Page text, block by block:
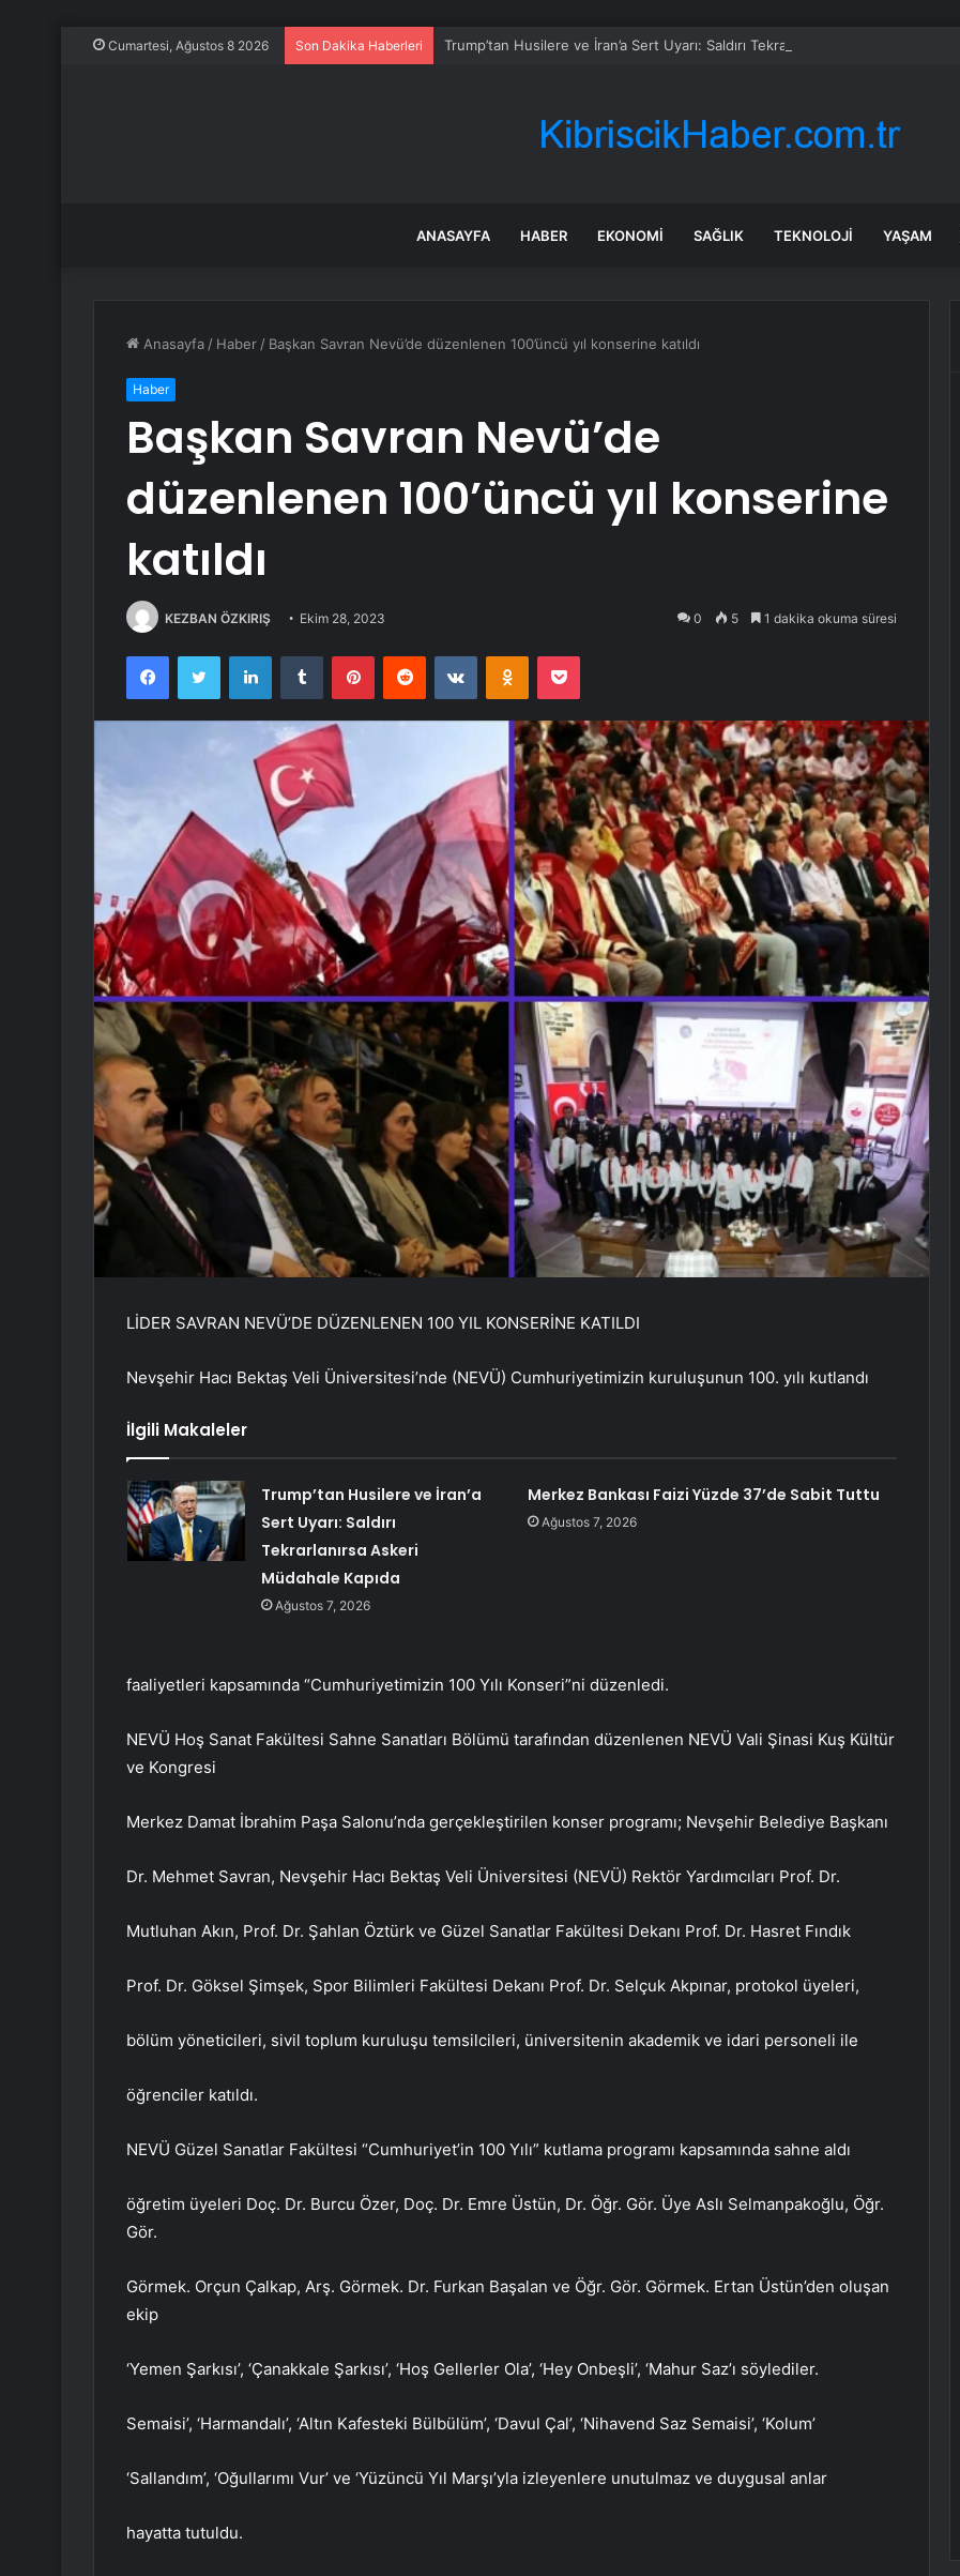
Cumartesi, Ağustos 8 2026 Son Dakika Haberleri Trump’tan Husilere ve İran’a Sert Uyarı: Saldırı Tekrarlanırsa Askeri Müdahale
ANASAYFA HABER EKONOMI SAĞLIK TEKNOLOJI YAŞAM
Anasayfa / Haber / Başkan Savran Nevü’de düzenlenen 100’üncü yıl konserine katıldı
Haber
Başkan Savran Nevü’de
düzenlenen 100’üncü yıl konserine
katıldı
KEZBAN ÖZKIRIŞ Ekim 28, 2023 0 5 1 dakika okuma süresi
FacebookTwitter LinkedInTumblr PinterestReddit VKontakteOdnoklassniki
Pocket
LİDER SAVRAN NEVÜ’DE DÜZENLENEN 100 YIL KONSERİNE KATILDI
Nevşehir Hacı Bektaş Veli Üniversitesi’nde (NEVÜ) Cumhuriyetimizin kuruluşunun 100. yılı kutlandı
İlgili Makaleler
Trump’tan Husilere ve İran’a
Sert Uyarı: Saldırı
Tekrarlanırsa Askeri
Müdahale Kapıda
Ağustos 7, 2026
Merkez Bankası Faizi Yüzde 37’de Sabit Tuttu
Ağustos 7, 2026
faaliyetleri kapsamında “Cumhuriyetimizin 100 Yılı Konseri”ni düzenledi.
NEVÜ Hoş Sanat Fakültesi Sahne Sanatları Bölümü tarafından düzenlenen NEVÜ Vali Şinasi Kuş Kültür
ve Kongresi
Merkez Damat İbrahim Paşa Salonu’nda gerçekleştirilen konser programı; Nevşehir Belediye Başkanı
Dr. Mehmet Savran, Nevşehir Hacı Bektaş Veli Üniversitesi (NEVÜ) Rektör Yardımcıları Prof. Dr.
Mutluhan Akın, Prof. Dr. Şahlan Öztürk ve Güzel Sanatlar Fakültesi Dekanı Prof. Dr. Hasret Fındık
Prof. Dr. Göksel Şimşek, Spor Bilimleri Fakültesi Dekanı Prof. Dr. Selçuk Akpınar, protokol üyeleri,
bölüm yöneticileri, sivil toplum kuruluşu temsilcileri, üniversitenin akademik ve idari personeli ile
öğrenciler katıldı.
NEVÜ Güzel Sanatlar Fakültesi “Cumhuriyet’in 100 Yılı” kutlama programı kapsamında sahne aldı
öğretim üyeleri Doç. Dr. Burcu Özer, Doç. Dr. Emre Üstün, Dr. Öğr. Gör. Üye Aslı Selmanpakoğlu, Öğr.
Gör.
Görmek. Orçun Çalkap, Arş. Görmek. Dr. Furkan Başalan ve Öğr. Gör. Görmek. Ertan Üstün’den oluşan
ekip
‘Yemen Şarkısı’, ‘Çanakkale Şarkısı’, ‘Hoş Gellerler Ola’, ‘Hey Onbeşli’, ‘Mahur Saz’ı söylediler.
Semaisi’, ‘Harmandalı’, ‘Altın Kafesteki Bülbülüm’, ‘Davul Çal’, ‘Nihavend Saz Semaisi’, ‘Kolum’
‘Sallandım’, ‘Oğullarımı Vur’ ve ‘Yüzüncü Yıl Marşı’yla izleyenlere unutulmaz ve duygusal anlar
hayatta tutuldu.